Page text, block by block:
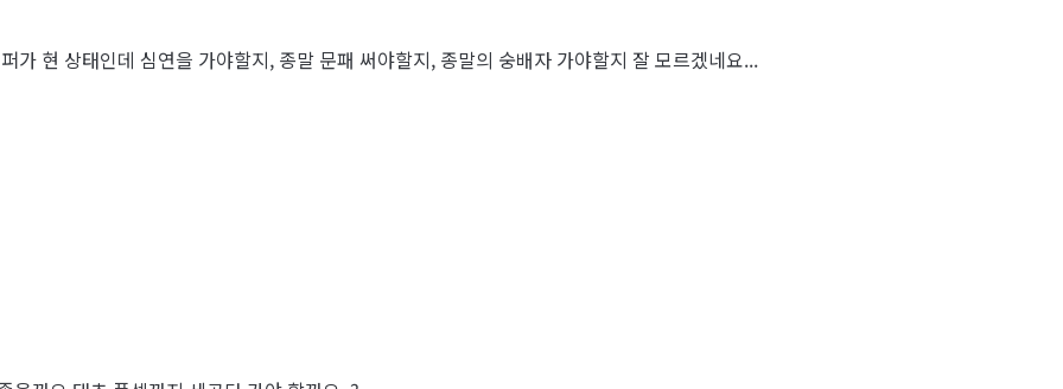
가 현 상태인데 심연을 가야할지, 종말 문패 써야할지, 종말의 숭배자 가야할지 잘 모르겠네요...